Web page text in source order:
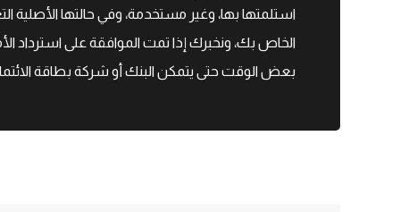
استلمتها بها، وغير مستخدمة، وفي حالتها الأصلية
الخاص بك، ونخبرك إذا تمت الموافقة على استرداد
بعض الوقت حتى يتمكن البنك أو شركة بطاقة